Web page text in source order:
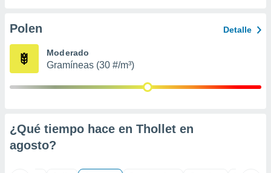
e
mediante
publicidad
publicidad
de
Polen Detalle
Moderado
Gramíneas (30 #/m³)
¿Qué tiempo hace en Thollet en
agosto?